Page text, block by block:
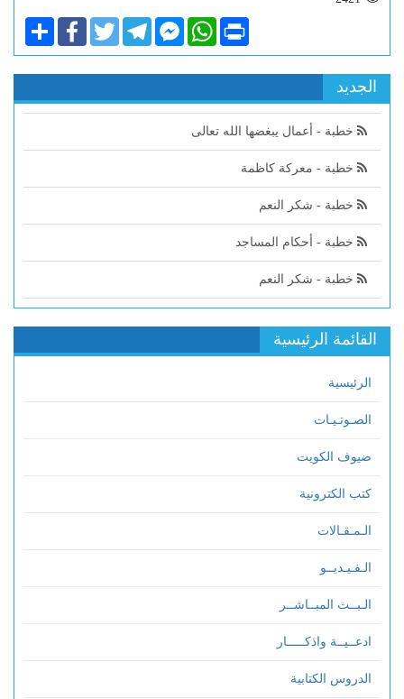
ShareFacebookTwitterTelegramFacebook
Messenger
WhatsApp Print
الجديد
خطبة - أعمال يبغضها الله تعالى
خطبة - معركة كاظمة
خطبة - شكر النعم
خطبة - أحكام المساجد
خطبة - شكر النعم
القائمة الرئيسية
الرئيسية
الصـوتـيـات
ضيوف الكويت
كتب الكترونية
الـمـقـالات
الـفـيـديــو
الـبــث المبــاشــر
ادعــيــة واذكـــــار
الدروس الكتابية